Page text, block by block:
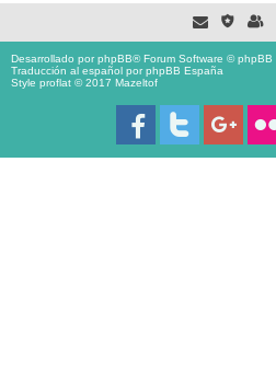
Desarrollado porphpBB® Forum Software © phpBB
Traducción al español porphpBB España
Style proflat © 2017 Mazeltof